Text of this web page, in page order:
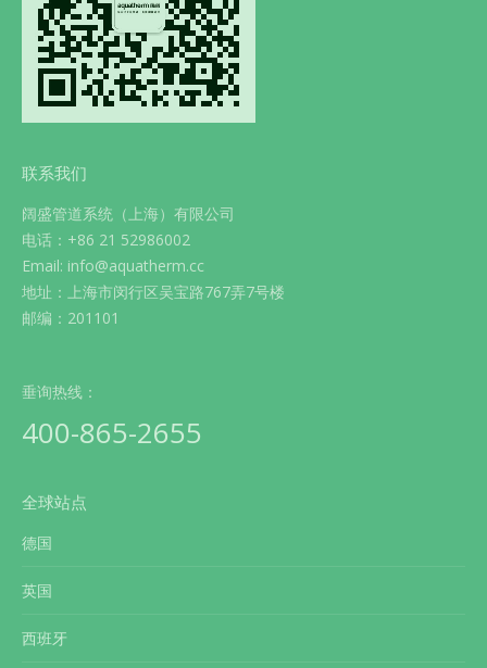
联系我们
阔盛管道系统（上海）有限公司
电话：+86 21 52986002
Email: info@aquatherm.cc
地址：上海市闵行区吴宝路767弄7号楼
邮编：201101
垂询热线：
400-865-2655
全球站点
德国
英国
西班牙